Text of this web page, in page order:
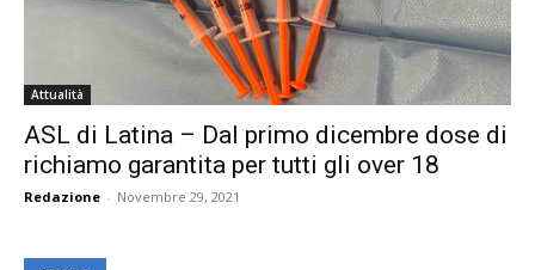
Attualità
ASL di Latina – Dal primo dicembre dose di
richiamo garantita per tutti gli over 18
Redazione - Novembre 29, 2021